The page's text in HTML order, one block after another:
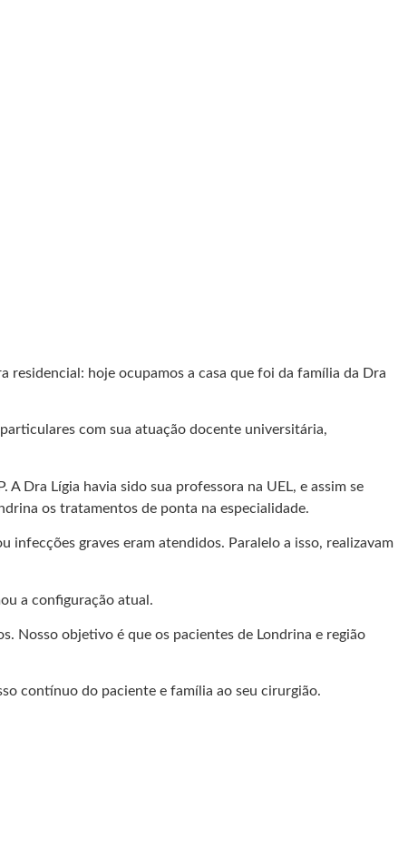
residencial: hoje ocupamos a casa que foi da família da Dra
com sua atuação docente universitária,
Dra Lígia havia sido sua professora na UEL, e assim se
os tratamentos de ponta na especialidade.
graves eram atendidos. Paralelo a isso, realizavam
a configuração atual.
Nosso objetivo é que os pacientes de Londrina e região
contínuo do paciente e família ao seu cirurgião.